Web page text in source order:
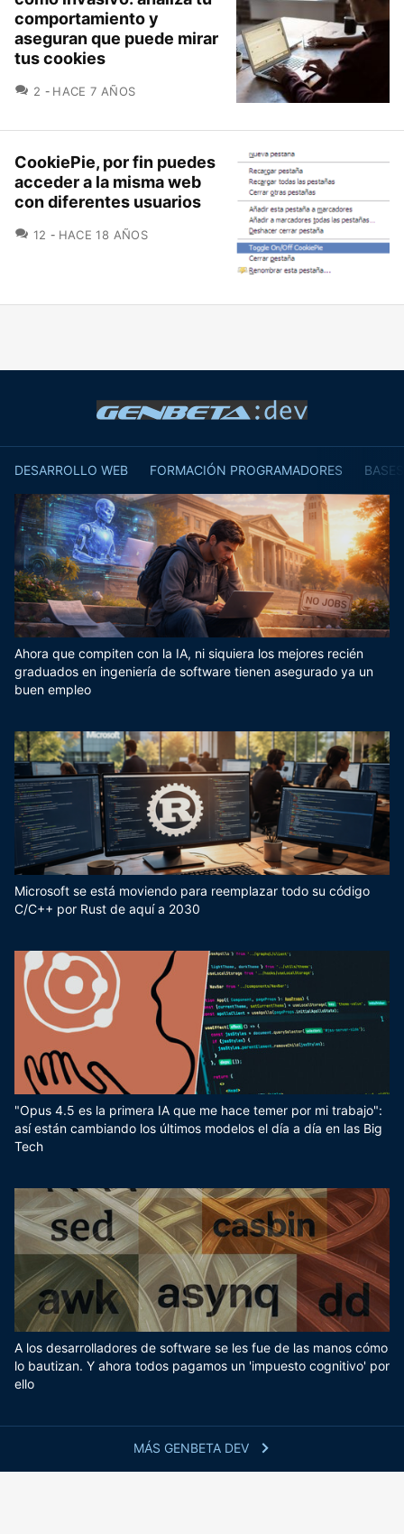
comportamiento y
aseguran que puede mirar
tus cookies
2 COMENTARIOS
HACE 7 AÑOS
CookiePie, por fin puedes
acceder a la misma web
con diferentes usuarios
12 COMENTARIOS
HACE 18 AÑOS
DESARROLLO WEB FORMACIÓN PROGRAMADORES
MÁS GENBETA DEV
Ahora que compiten con la IA, ni siquiera los mejores recién
graduados en ingeniería de software tienen asegurado ya un
buen empleo
Microsoft se está moviendo para reemplazar todo su código
C/C++ por Rust de aquí a 2030
"Opus 4.5 es la primera IA que me hace temer por mi trabajo":
así están cambiando los últimos modelos el día a día en las Big
Tech
A los desarrolladores de software se les fue de las manos cómo
lo bautizan. Y ahora todos pagamos un 'impuesto cognitivo' por
ello